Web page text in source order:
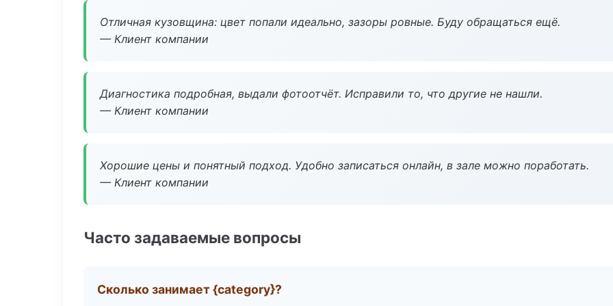
Отличная кузовщина: цвет попали идеально, зазоры ровные. Буду обращаться ещё.
— Клиент компании
Диагностика подробная, выдали фотоотчёт. Исправили то, что другие не нашли.
— Клиент компании
Хорошие цены и понятный подход. Удобно записаться онлайн, в зале можно поработать.
— Клиент компании
Часто задаваемые вопросы
Сколько занимает {category}?